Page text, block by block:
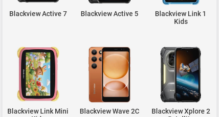
Blackview Active 7 Blackview Active 5
Blackview Link 1
Kids
Blackview Link Mini
Blackview Wave 2C
Blackview Xplore 2